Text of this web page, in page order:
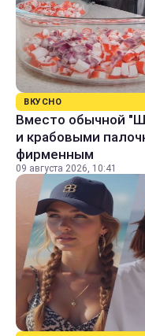
ВКУСНО
Вместо обычной
и крабовыми
фирменным
09 августа 2026, 10:41